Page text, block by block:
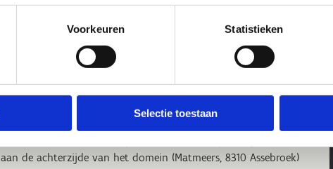
Voorkeuren Statistieken
Selectie toestaan
Met de wagen / eigen bus / fiets
Het gemakkelijkste bereik je ons via de E40 van Brussel naar
Oostende afrit 8 (Brugge - Zeebrugge) of afrit 9 (Oostkamp) en
Groepen die met een eigen bus naar het centrum komen,
aan de achterzijde van het domein (Matmeers, 8310 Assebroek)